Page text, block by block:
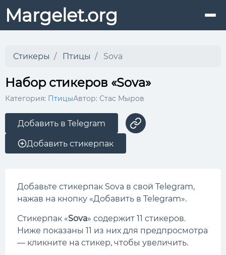
Margelet.org
Стикеры Птицы Sova
Набор стикеров «Sova»
Категория: ПтицыАвтор: Стас Мыров
Добавить в Telegram
Добавить стикерпак
Добавьте стикерпак Sova в свой Telegram,
нажав на кнопку «Добавить в Telegram».
Стикерпак «Sova» содержит 11 стикеров.
Ниже показаны 11 из них для предпросмотра
— кликните на стикер, чтобы увеличить.